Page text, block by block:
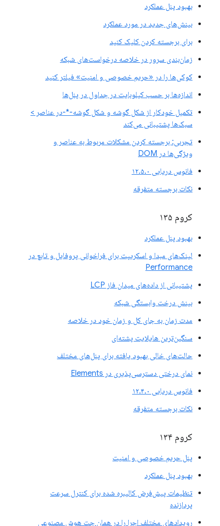
بهبود پنل عملکرد
بینش‌های جدید در مورد عملکرد
برای برجسته کردن کلیک کنید
زمان‌بندی سرور در خلاصه درخواست‌های شبکه
کوکی‌ها را در «حریم خصوصی و امنیت» فیلتر کنید
اندازه‌ها بر حسب کیلوبایت در جداول در پنل‌ها
تکمیل خودکار از شکل گوشه و شکل گوشه-*-در عناصر >
سبک‌ها پشتیبانی می‌کند
تجربی: برجسته کردن مشکلات مربوط به عناصر و
ویژگی‌ها در DOM
فانوس دریایی ۱۲.۵.۰
نکات برجسته متفرقه
کروم ۱۳۵
بهبود پنل عملکرد
لینک‌های مبدا و اسکریپت برای فراخوانی پروفایل و تابع در
Performance
پشتیبانی از داده‌های میدان فاز LCP
بینش درخت وابستگی شبکه
مدت زمان به جای کل و زمان خود در خلاصه
سنگین‌ترین هایلایت پشته‌ای
حالت‌های خالی بهبود یافته برای پنل‌های مختلف
نمای درختی دسترسی‌پذیری در Elements
فانوس دریایی ۱۲.۴.۰
نکات برجسته متفرقه
کروم ۱۳۴
پنل حریم خصوصی و امنیت
بهبود پنل عملکرد
تنظیمات پیش‌فرض کالیبره شده برای کنترل سرعت
پردازنده
رویدادهای مختلف اجرا را در همان چت هوش مصنوعی